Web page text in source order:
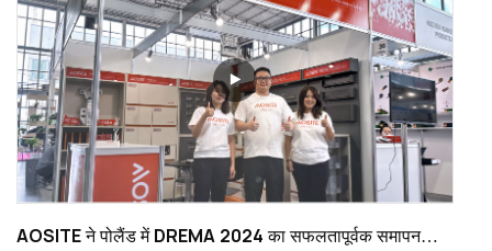
AOSITE ने पोलैंड में DREMA 2024 का सफलतापूर्वक समापन